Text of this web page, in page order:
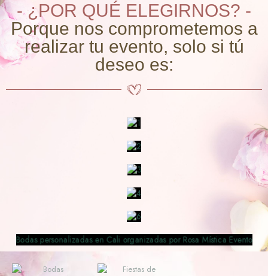
- ¿POR QUÉ ELEGIRNOS? -
Porque nos comprometemos a
realizar tu evento, solo si tú
deseo es: